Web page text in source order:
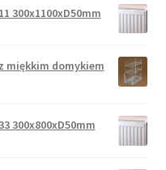
300x1100xD50mm
miękkim domykiem
300x800xD50mm